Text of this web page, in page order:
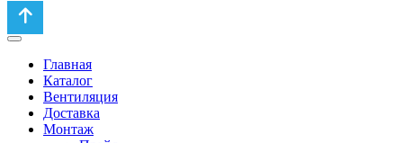
Главная
Каталог
Вентиляция
Доставка
Монтаж